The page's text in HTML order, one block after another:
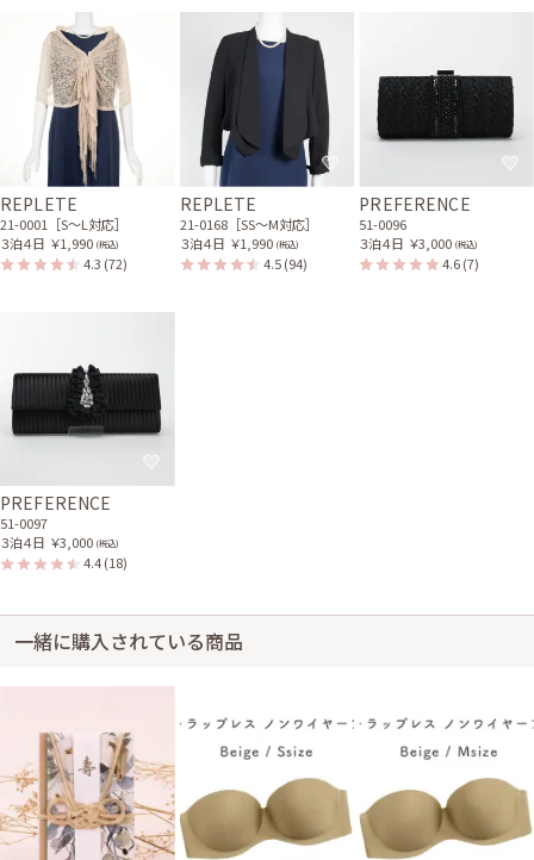
送る時に助かるなと思いました。
身長153cm【Sサイズ】 (バスト：D65)
20代後半2019/07/14
結婚式 (友人として)
サイズはぴったりで、丈はひざ丈でした。 HPの写真に一目ぼれして、この
ドレスに決めました。 着用すると丈もぴったりでとてもよかったです。
レンタル/購入した商品
ードネックレス
32-0032
REPLETE
21-0001［S〜L対応］
３泊４日 ￥1,990 (税込)
4.3 (72)
REPLETE
21-0168［SS〜M対応］
３泊４日 ￥1,990 (税込)
4.5(94)
PREFERENCE
51-0096
３泊４日 ￥3,000 (税込)
4.6(7)
PREFERENCE
51-0097
３泊４日 ￥3,000 (税込)
4.4(18)
一緒に購入されている商品